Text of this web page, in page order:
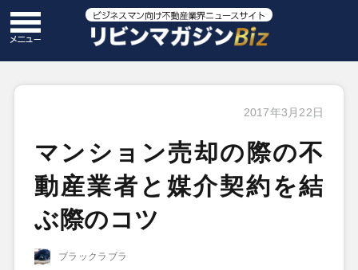
2017年3月22日
マンション売却の際の不
動産業者と媒介契約を結
ぶ際のコツ
ブラックラブラ